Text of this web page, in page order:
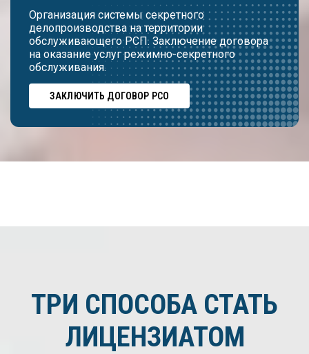
Организация системы секретного
делопроизводства на территории
обслуживающего РСП. Заключение договора
на оказание услуг режимно-секретного
обслуживания.
ЗАКЛЮЧИТЬ ДОГОВОР РСО
ТРИ СПОСОБА СТАТЬ
ЛИЦЕНЗИАТОМ